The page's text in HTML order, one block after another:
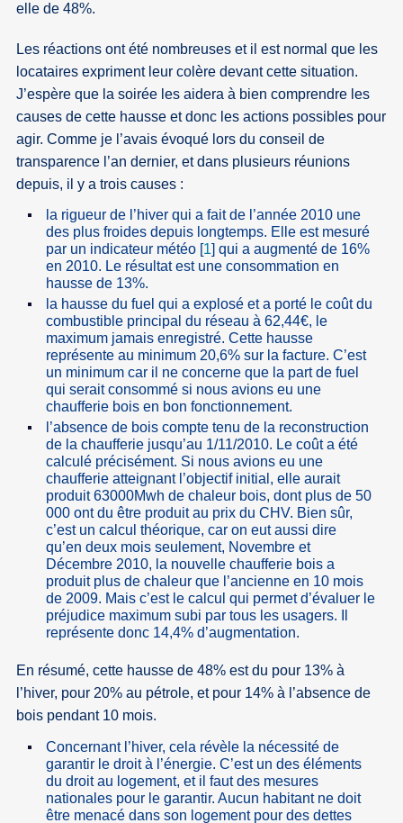
elle de 48%.
Les réactions ont été nombreuses et il est normal que les
locataires expriment leur colère devant cette situation.
J’espère que la soirée les aidera à bien comprendre les
causes de cette hausse et donc les actions possibles pour
agir. Comme je l’avais évoqué lors du conseil de
transparence l’an dernier, et dans plusieurs réunions
depuis, il y a trois causes :
la rigueur de l’hiver qui a fait de l’année 2010 une
des plus froides depuis longtemps. Elle est mesuré
par un indicateur météo[1] qui a augmenté de 16%
en 2010. Le résultat est une consommation en
hausse de 13%.
la hausse du fuel qui a explosé et a porté le coût du
combustible principal du réseau à 62,44€, le
maximum jamais enregistré. Cette hausse
représente au minimum 20,6% sur la facture. C’est
un minimum car il ne concerne que la part de fuel
qui serait consommé si nous avions eu une
chaufferie bois en bon fonctionnement.
l’absence de bois compte tenu de la reconstruction
de la chaufferie jusqu’au 1/11/2010. Le coût a été
calculé précisément. Si nous avions eu une
chaufferie atteignant l’objectif initial, elle aurait
produit 63000Mwh de chaleur bois, dont plus de 50
000 ont du être produit au prix du CHV. Bien sûr,
c’est un calcul théorique, car on eut aussi dire
qu’en deux mois seulement, Novembre et
Décembre 2010, la nouvelle chaufferie bois a
produit plus de chaleur que l’ancienne en 10 mois
de 2009. Mais c’est le calcul qui permet d’évaluer le
préjudice maximum subi par tous les usagers. Il
représente donc 14,4% d’augmentation.
En résumé, cette hausse de 48% est du pour 13% à
l’hiver, pour 20% au pétrole, et pour 14% à l’absence de
bois pendant 10 mois.
Concernant l’hiver, cela révèle la nécessité de
garantir le droit à l’énergie. C’est un des éléments
du droit au logement, et il faut des mesures
nationales pour le garantir. Aucun habitant ne doit
être menacé dans son logement pour des dettes